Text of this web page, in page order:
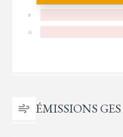
F
G
ÉMISSIONS GES